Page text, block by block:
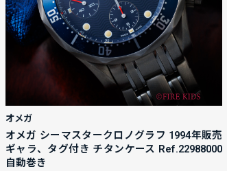
オメガ
オメガ シーマスタークロノグラフ 1994年販売
ギャラ、タグ付き チタンケース Ref.22988000
自動巻き